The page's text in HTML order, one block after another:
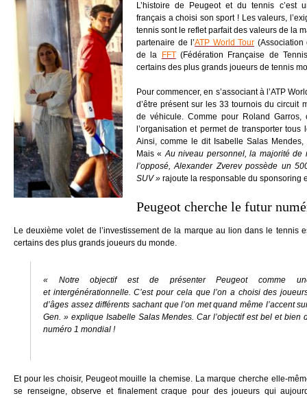
L’histoire de Peugeot et du tennis c’est
français a choisi son sport ! Les valeurs,
tennis sont le reflet parfait des valeurs de la
partenaire de l’ATP World Tour
de la
FFT(Fédération Française de
certains des plus grands joueurs de tennis
Pour commencer, en s’associant à l’ATP
d’être présent sur les 33 tournois du circuit
de véhicule. Comme pour Roland
l’organisation et permet de transporter
Ainsi, comme le dit Isabelle Salas
Mais «Au niveau personnel, la majorité de
l’opposé, Alexander Zverev possède un
SUV » rajoute la responsable du sponsoring
Peugeot cherche le futur
Le deuxième volet de l’investissement de la marque au lion dans le tennis
certains des plus grands joueurs du monde.
« Notre objectif est de présenter Peugeot comme
et intergénérationnelle. C’est pour cela que l’on a choisi des
d’âges assez différents sachant que l’on met quand même l’accent
Gen. »explique Isabelle Salas Mendes. Car l’objectif est bel et bien
numéro 1 mondial !
Et pour les choisir, Peugeot mouille la chemise. La marque cherche elle-
se renseigne, observe et finalement craque pour des joueurs qui